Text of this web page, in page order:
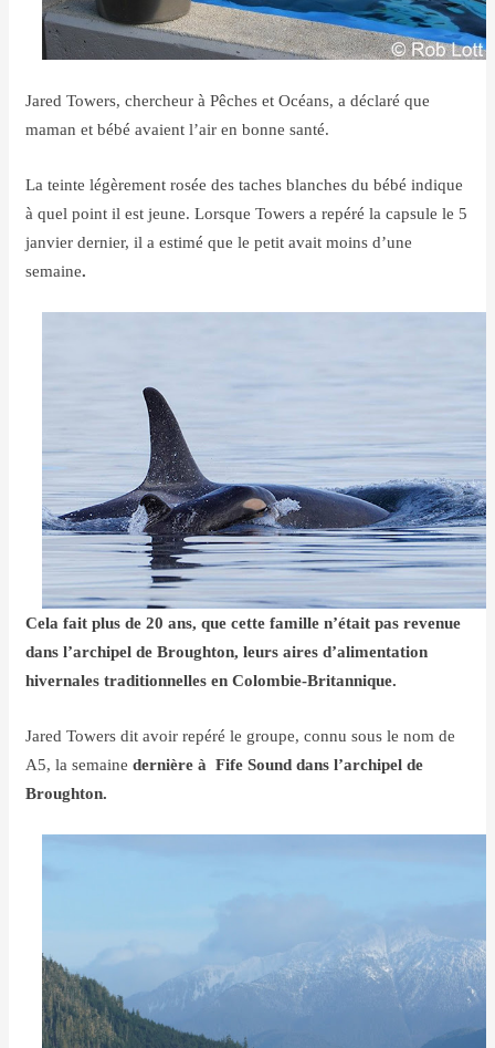
Jared Towers, chercheur à Pêches et Océans, a déclaré que
maman et bébé avaient l’air en bonne santé.
La teinte légèrement rosée des taches blanches du bébé indique
à quel point il est jeune. Lorsque Towers a repéré la capsule le 5
janvier dernier, il a estimé que le petit avait moins d’une
semaine.
Cela fait plus de 20 ans, que cette famille n’était pas revenue
dans l’archipel de Broughton, leurs aires d’alimentation
hivernales traditionnelles en Colombie-Britannique.
Jared Towers dit avoir repéré le groupe, connu sous le nom de
A5, la semainedernière à Fife Sound dans l’archipel de
Broughton.